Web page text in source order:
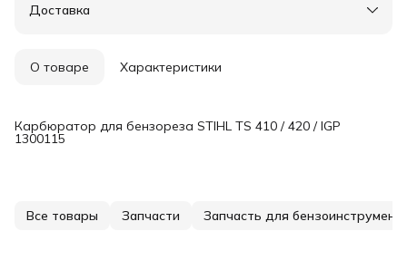
Доставка
О товаре Характеристики
Карбюратор для бензореза STIHL TS 410 / 420 / IGP
1300115
Все товары Запчасти Запчасть для